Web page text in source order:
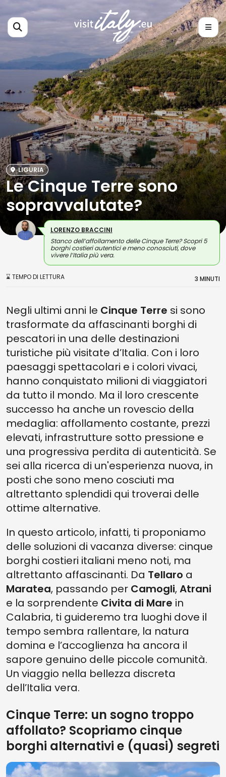
LIGURIA
Le Cinque Terre sono
sopravvalutate?
LORENZO BRACCINI
Stanco dell’affollamento delle Cinque Terre? Scopri 5
borghi costieri autentici e meno conosciuti, dove
vivere l’Italia più vera.
⌛ TEMPO DI LETTURA 3 MINUTI
Negli ultimi anni le Cinque Terre si sono
trasformate da affascinanti borghi di
pescatori in una delle destinazioni
turistiche più visitate d’Italia. Con i loro
paesaggi spettacolari e i colori vivaci,
hanno conquistato milioni di viaggiatori
da tutto il mondo. Ma il loro crescente
successo ha anche un rovescio della
medaglia: affollamento costante, prezzi
elevati, infrastrutture sotto pressione e
una progressiva perdita di autenticità. Se
sei alla ricerca di un'esperienza nuova, in
posti che sono meno cosciuti ma
altrettanto splendidi qui troverai delle
ottime alternative.
In questo articolo, infatti, ti proponiamo
delle soluzioni di vacanza diverse: cinque
borghi costieri italiani meno noti, ma
altrettanto affascinanti. Da Tellaro a
Maratea, passando per Camogli,Atrani
e la sorprendente Civita di Mare in
Calabria, ti guideremo tra luoghi dove il
tempo sembra rallentare, la natura
domina e l’accoglienza ha ancora il
sapore genuino delle piccole comunità.
Un viaggio nella bellezza discreta
dell’Italia vera.
Cinque Terre: un sogno troppo
affollato? Scopriamo cinque
borghi alternativi e (quasi) segreti